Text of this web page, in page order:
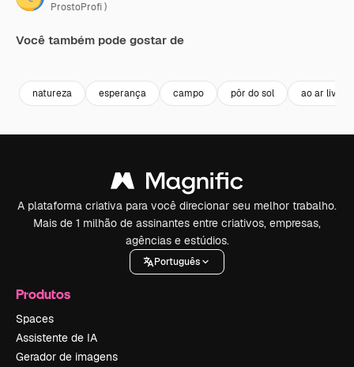
ProstoProfi )
Você também pode gostar de
natureza esperança campo pôr do sol ao ar livre
A plataforma criativa para você direcionar seu melhor trabalho.
Mais de 1 milhão de assinantes entre criativos, empresas,
agências e estúdios.
Português
Produtos
Spaces
Assistente de IA
Gerador de imagens